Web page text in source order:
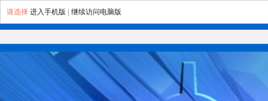
请选择 进入手机版 继续访问电脑版